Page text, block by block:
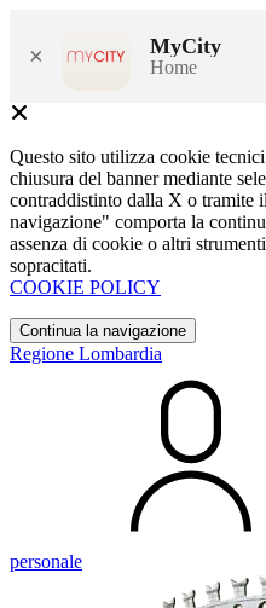
× MyCity
Home
Questo sito utilizza cookie
chiusura del banner mediante
contraddistinto dalla X o tramite
navigazione" comporta la
assenza di cookie o altri
sopracitati.
COOKIE POLICY
Continua la navigazione
Regione Lombardia
personale